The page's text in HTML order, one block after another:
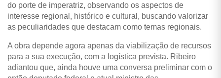
do porte de imperatriz, observando os aspectos de
interesse regional, histórico e cultural, buscando valorizar
as peculiaridades que destacam como temas regionais.
A obra depende agora apenas da viabilização de recursos
para a sua execução, com a logística prevista. Ribeiro
adiantou que, ainda houve uma conversa preliminar com o